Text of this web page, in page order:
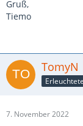
Gruß,
Tiemo
TomyN
7. November 2022